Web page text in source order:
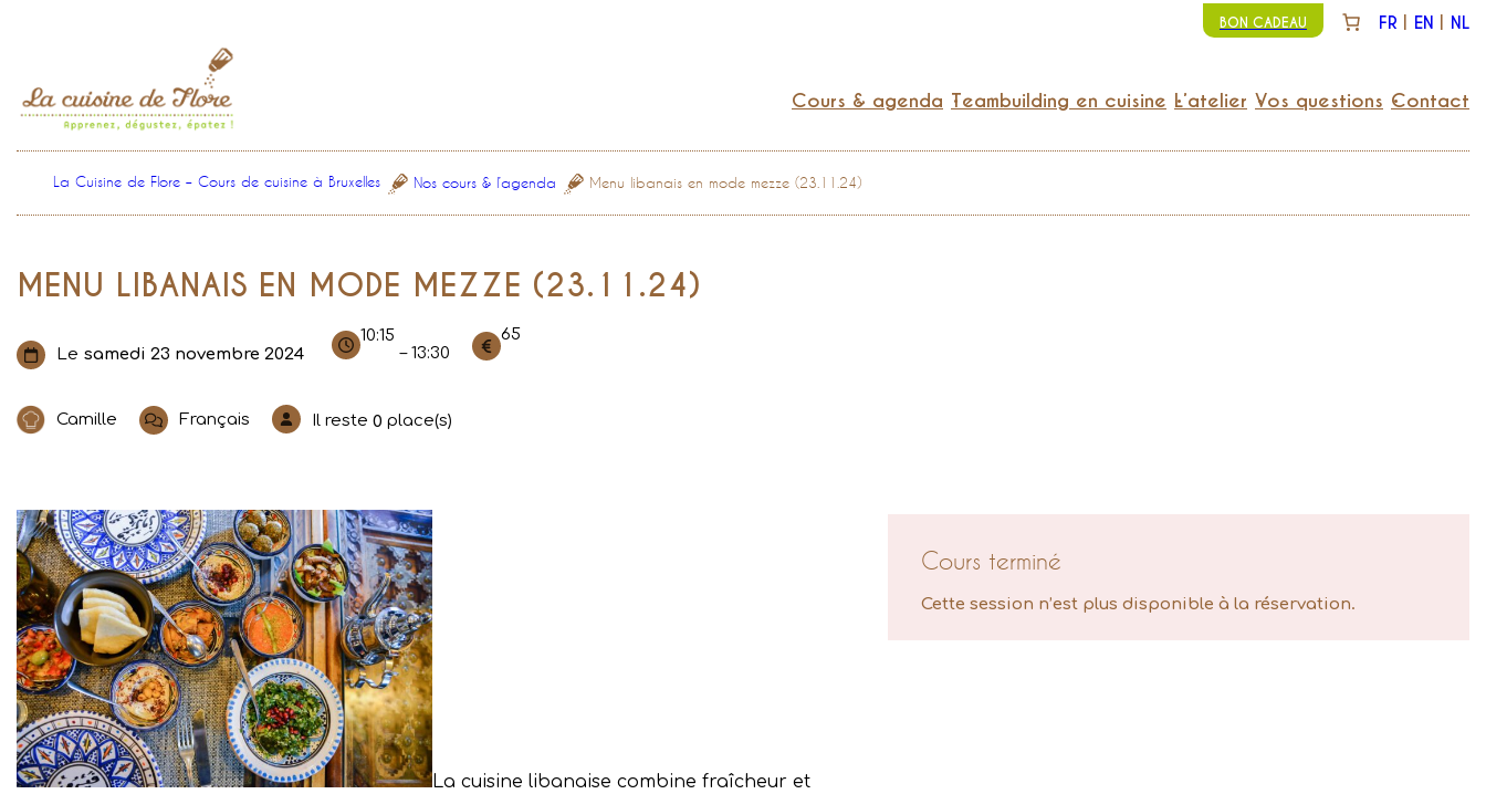
BON CADEAU FR EN NL
Cours & agenda Teambuilding en cuisine L’atelier Vos questions Contact
La Cuisine de Flore – Cours de cuisine à Bruxelles Nos cours & l’agenda Menu libanais en mode mezze (23.11.24)
MENU LIBANAIS EN MODE MEZZE (23.11.24)
Le samedi 23 novembre 2024
10:15
– 13:30
65
Camille Français Il reste 0 place(s)
La cuisine libanaise combine fraîcheur et
Cours terminé
Cette session n’est plus disponible à la réservation.